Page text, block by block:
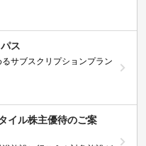
ス
サブスクリプションプラン
イル株主優待のご案